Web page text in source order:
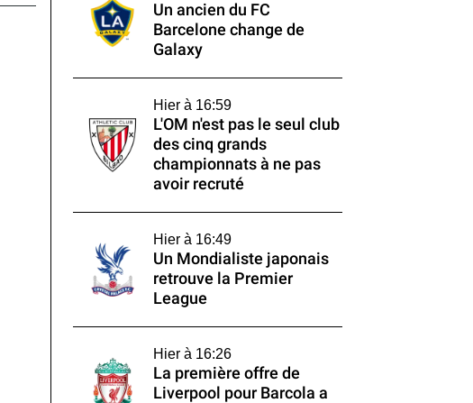
Un ancien du FC
Barcelone change de
Galaxy
Hier à 16:59
L'OM n'est pas le seul club
des cinq grands
championnats à ne pas
avoir recruté
Hier à 16:49
Un Mondialiste japonais
retrouve la Premier
League
Hier à 16:26
La première offre de
Liverpool pour Barcola a